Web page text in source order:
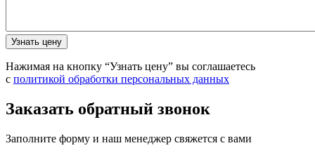
Нажимая на кнопку “Узнать цену” вы соглашаетесь
с политикой обработки персональных данных
Заказать обратный звонок
Заполните форму и наш менеджер свяжется с вами